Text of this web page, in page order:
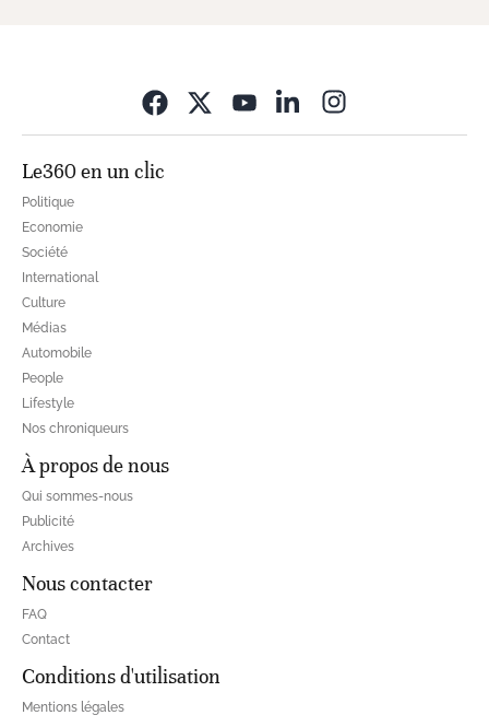
Le360 en un clic
Politique
Economie
Société
International
Culture
Médias
Automobile
People
Lifestyle
Nos chroniqueurs
À propos de nous
Qui sommes-nous
Publicité
Archives
Nous contacter
FAQ
Contact
Conditions d'utilisation
Mentions légales